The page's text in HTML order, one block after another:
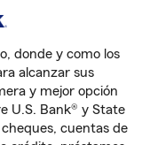
donde y como los
alcanzar sus
y mejor opción
U.S. Bank® y State
cuentas de